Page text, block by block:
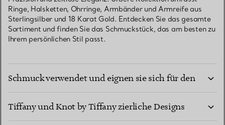
Ringe, Halsketten, Ohrringe, Armbänder und Armreife aus
Sterlingsilber und 18 Karat Gold. Entdecken Sie das gesamte
Sortiment und finden Sie das Schmuckstück, das am besten zu
Ihrem persönlichen Stil passt.
Schmuck verwendet und eignen sie sich für den
Wie lassen sich aus Tiffany Ikonen wie T by
Tiffany und Knot by Tiffany zierliche Designs
Wie kann ich zierliche Halsketten und